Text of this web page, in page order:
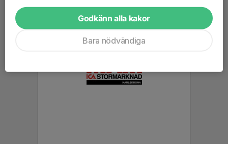
Godkänn alla kakor
Bara nödvändiga